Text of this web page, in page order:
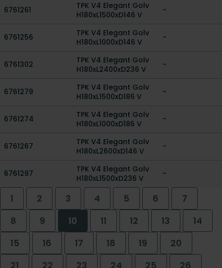
6761261
TPK V4 Elegant Golv
H180xL1500xD146 V
-
6761256
TPK V4 Elegant Golv
H180xL1000xD146 V
-
6761302
TPK V4 Elegant Golv
H180xL2400xD236 V
-
6761279
TPK V4 Elegant Golv
H180xL1500xD186 V
-
6761274
TPK V4 Elegant Golv
H180xL1000xD186 V
-
6761267
TPK V4 Elegant Golv
H180xL2600xD146 V
-
6761297
TPK V4 Elegant Golv
H180xL1500xD236 V
-
1 2 3 4 5 6
7
8
9 10 11 12 13
14
15
16 17 18 19
20
21
22 23 24 25 26